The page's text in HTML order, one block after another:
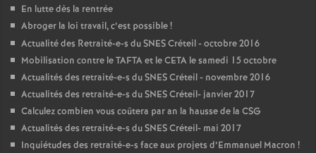
En lutte dès la rentrée
Abroger la loi travail, c’est possible!
Actualité des Retraité-e-s duSNESCréteil - octobre 2016
Mobilisation contre leTAFTAet leCETA le samedi 15 octobre
Actualités des retraité-e-s duSNESCréteil - novembre 2016
Actualités des retraité-e-s duSNESCréteil- janvier 2017
Calculez combien vous coûtera par an la hausse de la CSG
Actualités des retraité-e-s duSNESCréteil- mai 2017
Inquiétudes des retraité-e-s face aux projets d’Emmanuel Macron !